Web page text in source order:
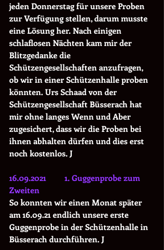
jeden Donnerstag für unsere Proben
zur Verfügung stellen, darum musste
eine Lösung her. Nach einigen
schlaflosen Nächten kam mir der
Blitzgedanke die
Schützengesellschaften anzufragen,
ob wir in einer Schützenhalle proben
könnten. Urs Schaad von der
Schützengesellschaft Büsserach hat
mir ohne langes Wenn und Aber
zugesichert, dass wir die Proben bei
ihnen abhalten dürfen und dies erst
noch kostenlos. J
16.09.2021         1. Guggenprobe zum
Zweiten
So konnten wir einen Monat später
am 16.09.21 endlich unsere erste
Guggenprobe in der Schützenhalle in
Büsserach durchführen. J